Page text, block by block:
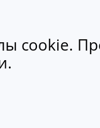
cookie.